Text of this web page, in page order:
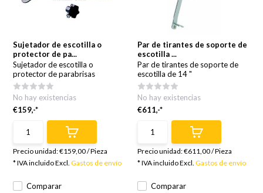
Sujetador de escotilla o
protector de pa...
Sujetador de escotilla o
protector de parabrisas
Comparar
No hay existencias
€159,-*
Precio unidad:€159,00/Pieza
* IVA incluido Excl.Gastos de envío
Par de tirantes de soporte de
escotilla ...
Par de tirantes de soporte de
escotilla de 14 "
Comparar
No hay existencias
€611,-*
Precio unidad:€611,00/Pieza
* IVA incluido Excl. Gastos de envío